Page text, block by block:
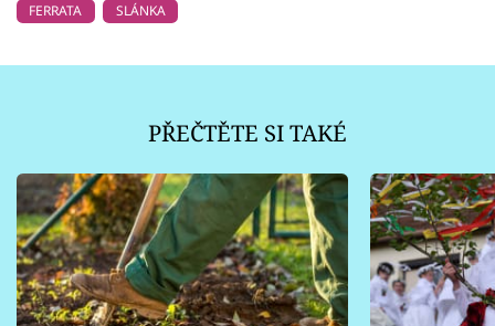
FERRATA
SLÁNKA
PŘEČTĚTE SI TAKÉ